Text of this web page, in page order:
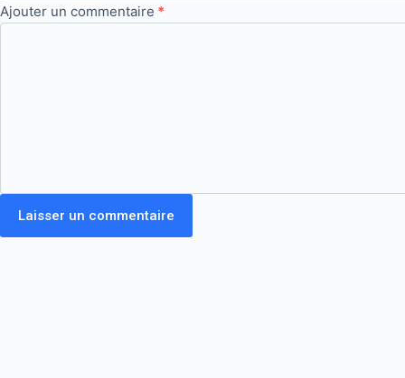
Ajouter un commentaire *
Laisser un commentaire